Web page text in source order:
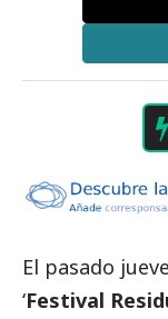
El pasado
‘Festival